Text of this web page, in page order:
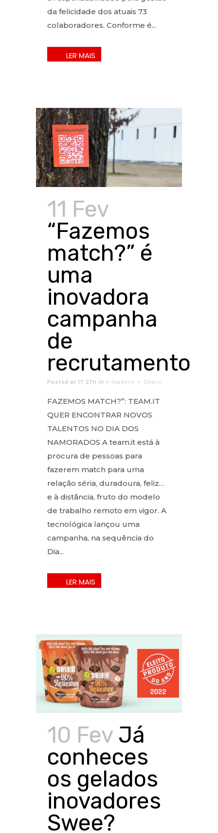
da felicidade dos atuais 73
colaboradores. Conforme é...
11 Fev
“Fazemos
match?” é
uma
inovadora
campanha
de
recrutamento
Posted at 17:27h in e-leaders Share
FAZEMOS MATCH?”: TEAM.IT
QUER ENCONTRAR NOVOS
TALENTOS NO DIA DOS
NAMORADOS A team.it está à
procura de pessoas para
fazerem match para uma
relação séria, duradoura, feliz…
e à distância, fruto do modelo
de trabalho remoto em vigor. A
tecnológica lançou uma
campanha, na sequência do
Dia...
10 Fev Já
conheces
os gelados
inovadores
Swee?